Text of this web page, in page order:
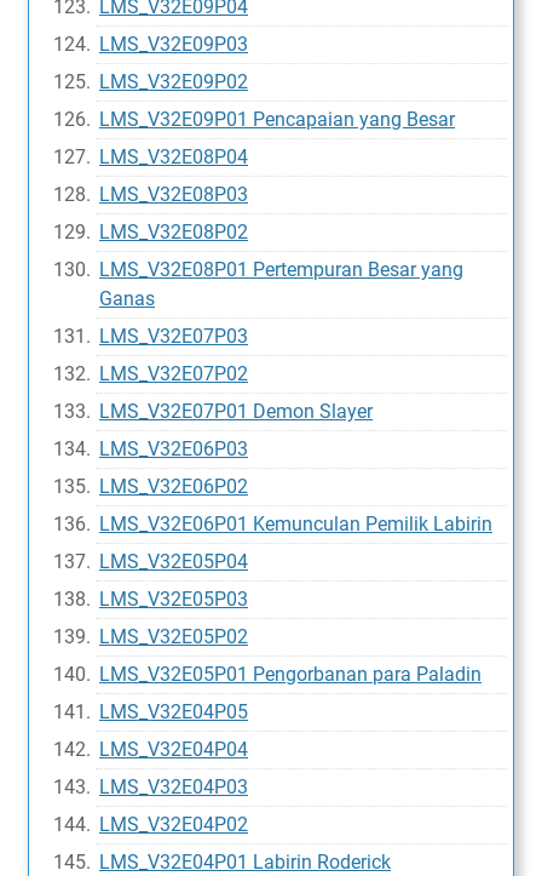
LMS_V32E09P04
LMS_V32E09P03
LMS_V32E09P02
LMS_V32E09P01 Pencapaian yang Besar
LMS_V32E08P04
LMS_V32E08P03
LMS_V32E08P02
LMS_V32E08P01 Pertempuran Besar yang
Ganas
LMS_V32E07P03
LMS_V32E07P02
LMS_V32E07P01 Demon Slayer
LMS_V32E06P03
LMS_V32E06P02
LMS_V32E06P01 Kemunculan Pemilik Labirin
LMS_V32E05P04
LMS_V32E05P03
LMS_V32E05P02
LMS_V32E05P01 Pengorbanan para Paladin
LMS_V32E04P05
LMS_V32E04P04
LMS_V32E04P03
LMS_V32E04P02
LMS_V32E04P01 Labirin Roderick